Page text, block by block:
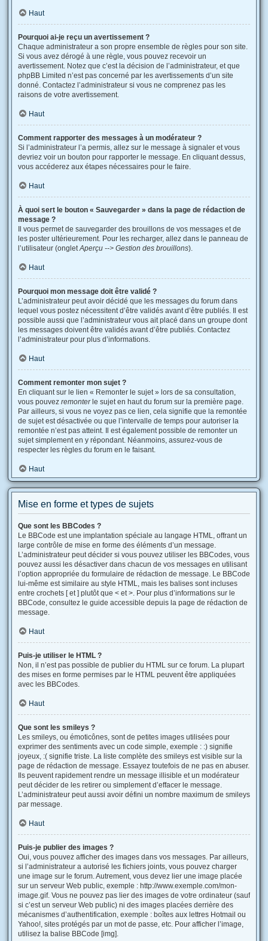
Haut
Pourquoi ai-je reçu un avertissement ?
Chaque administrateur a son propre ensemble de règles pour son site.
Si vous avez dérogé à une règle, vous pouvez recevoir un
avertissement. Notez que c’est la décision de l’administrateur, et que
phpBB Limited n’est pas concerné par les avertissements d’un site
donné. Contactez l’administrateur si vous ne comprenez pas les
raisons de votre avertissement.
Haut
Comment rapporter des messages à un modérateur ?
Si l’administrateur l’a permis, allez sur le message à signaler et vous
devriez voir un bouton pour rapporter le message. En cliquant dessus,
vous accéderez aux étapes nécessaires pour le faire.
Haut
À quoi sert le bouton « Sauvegarder » dans la page de rédaction de
message ?
Il vous permet de sauvegarder des brouillons de vos messages et de
les poster ultérieurement. Pour les recharger, allez dans le panneau de
l’utilisateur (ongletAperçu --> Gestion des brouillons).
Haut
Pourquoi mon message doit être validé ?
L’administrateur peut avoir décidé que les messages du forum dans
lequel vous postez nécessitent d’être validés avant d’être publiés. Il est
possible aussi que l’administrateur vous ait placé dans un groupe dont
les messages doivent être validés avant d’être publiés. Contactez
l’administrateur pour plus d’informations.
Haut
Comment remonter mon sujet ?
En cliquant sur le lien « Remonter le sujet » lors de sa consultation,
vous pouvez remonterle sujet en haut du forum sur la première page.
Par ailleurs, si vous ne voyez pas ce lien, cela signifie que la remontée
de sujet est désactivée ou que l’intervalle de temps pour autoriser la
remontée n’est pas atteint. Il est également possible de remonter un
sujet simplement en y répondant. Néanmoins, assurez-vous de
respecter les règles du forum en le faisant.
Haut
Mise en forme et types de sujets
Que sont les BBCodes ?
Le BBCode est une implantation spéciale au langage HTML, offrant un
large contrôle de mise en forme des éléments d’un message.
L’administrateur peut décider si vous pouvez utiliser les BBCodes, vous
pouvez aussi les désactiver dans chacun de vos messages en utilisant
l’option appropriée du formulaire de rédaction de message. Le BBCode
lui-même est similaire au style HTML, mais les balises sont incluses
entre crochets [ et ] plutôt que < et >. Pour plus d’informations sur le
BBCode, consultez le guide accessible depuis la page de rédaction de
message.
Haut
Puis-je utiliser le HTML ?
Non, il n’est pas possible de publier du HTML sur ce forum. La plupart
des mises en forme permises par le HTML peuvent être appliquées
avec les BBCodes.
Haut
Que sont les smileys ?
Les smileys, ou émoticônes, sont de petites images utilisées pour
exprimer des sentiments avec un code simple, exemple : :) signifie
joyeux, :( signifie triste. La liste complète des smileys est visible sur la
page de rédaction de message. Essayez toutefois de ne pas en abuser.
Ils peuvent rapidement rendre un message illisible et un modérateur
peut décider de les retirer ou simplement d’effacer le message.
L’administrateur peut aussi avoir défini un nombre maximum de smileys
par message.
Haut
Puis-je publier des images ?
Oui, vous pouvez afficher des images dans vos messages. Par ailleurs,
si l’administrateur a autorisé les fichiers joints, vous pouvez charger
une image sur le forum. Autrement, vous devez lier une image placée
sur un serveur Web public, exemple : http://www.exemple.com/mon-
image.gif. Vous ne pouvez pas lier des images de votre ordinateur (sauf
si c’est un serveur Web public) ni des images placées derrière des
mécanismes d’authentification, exemple : boîtes aux lettres Hotmail ou
Yahoo!, sites protégés par un mot de passe, etc. Pour afficher l’image,
utilisez la balise BBCode [img].